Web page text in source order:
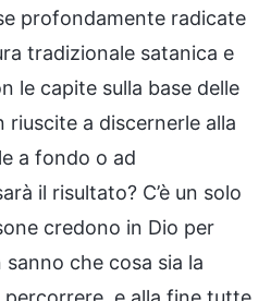
profondamente radicate
tradizionale satanica e
le capite sulla base delle
riuscite a discernerle alla
a fondo o ad
il risultato? C’è un solo
credono in Dio per
che cosa sia la